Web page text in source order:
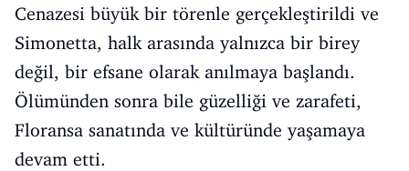
Cenazesi büyük bir törenle gerçekleştirildi ve
Simonetta, halk arasında yalnızca bir birey
değil, bir efsane olarak anılmaya başlandı.
Ölümünden sonra bile güzelliği ve zarafeti,
Floransa sanatında ve kültüründe yaşamaya
devam etti.